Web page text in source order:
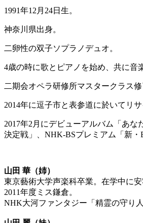
1991年12月24日生。
神奈川県出身。
二卵性の双子ソプラノデュオ。
4歳の時に歌とピアノを始め、共に音
二期会オペラ研修所マスタークラス
2014年に逗子市と表参道に於いてリ
2017年2月にデビューアルバム「あ
決定戦」、NHK-BSプレミアム「新
山田 華（姉）
東京藝術大学声楽科卒業。在学中に安
2011年度ミス鎌倉。
NHK大河ファンタジー「精霊の守り